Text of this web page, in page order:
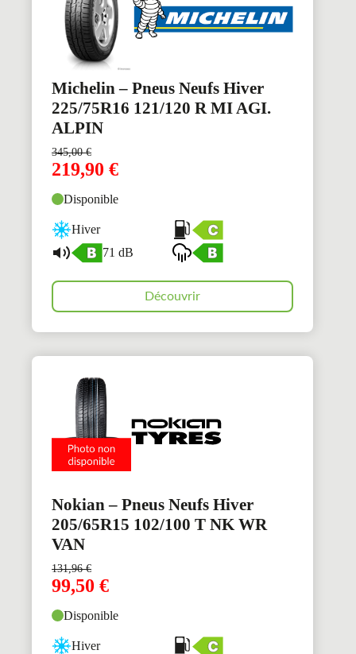
Michelin – Pneus Neufs Hiver
225/75R16 121/120 R MI AGI.
ALPIN
345,00€
219,90 €
Disponible
Hiver
71 dB
Découvrir
Nokian – Pneus Neufs Hiver
205/65R15 102/100 T NK WR
VAN
131,96€
99,50 €
Disponible
Hiver